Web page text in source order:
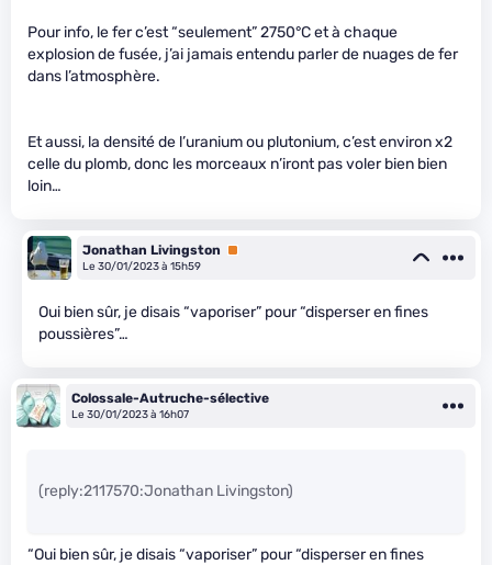
Pour info, le fer c’est “seulement” 2750°C et à chaque
explosion de fusée, j’ai jamais entendu parler de nuages de fer
dans l’atmosphère.
Et aussi, la densité de l’uranium ou plutonium, c’est environ x2
celle du plomb, donc les morceaux n’iront pas voler bien bien
loin…
Jonathan Livingston
Premium
Le 30/01/2023 à 15h59
Oui bien sûr, je disais “vaporiser” pour “disperser en fines
poussières”…
Colossale-Autruche-sélective
Le 30/01/2023 à 16h07
(reply:2117570:Jonathan Livingston)
“Oui bien sûr, je disais “vaporiser” pour “disperser en fines